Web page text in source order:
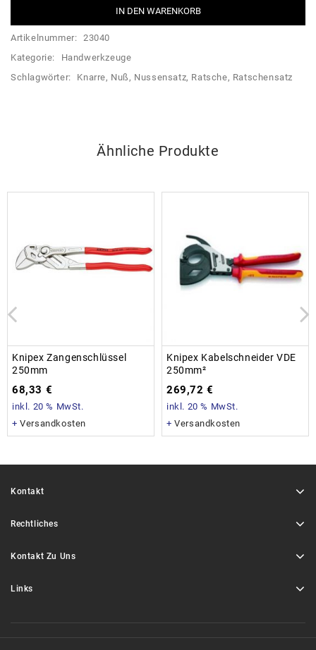
IN DEN WARENKORB
Artikelnummer: 23040
Kategorie:
Handwerkzeuge
Schlagwörter:
Knarre, Nuß , Nussensatz, Ratsche, Ratschensatz
Ähnliche Produkte
Knipex Zangenschlüssel
250mm
68,33 €
inkl. 20 % MwSt.
+Versandkosten
Knipex Kabelschneider VDE
250mm²
269,72€
inkl. 20 % MwSt.
+Versandkosten
Kontakt
Rechtliches
Kontakt Zu Uns
Links